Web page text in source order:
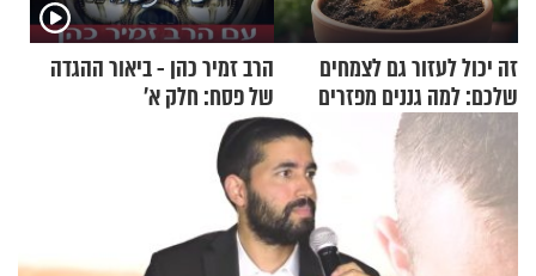
זה יכול לעזור גם לצמחים
שלכם: למה גננים מפזרים
קינמון בעציצים?
הרב זמיר כהן - ביאור ההגדה
של פסח: חלק א’